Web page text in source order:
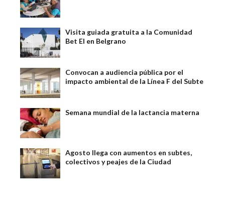
Visita guiada gratuita a la Comunidad
Bet El en Belgrano
Convocan a audiencia pública por el
impacto ambiental de la Línea F del Subte
Semana mundial de la lactancia materna
Agosto llega con aumentos en subtes,
colectivos y peajes de la Ciudad